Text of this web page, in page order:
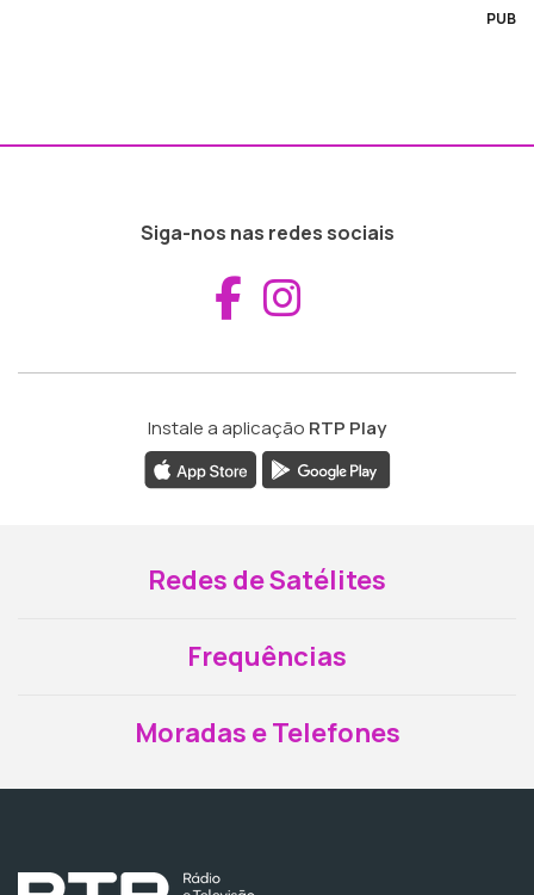
PUB
Siga-nos nas redes sociais
Aceder ao
Instale a aplicação RTP Play
Redes de Satélites
Frequências
Moradas e Telefones